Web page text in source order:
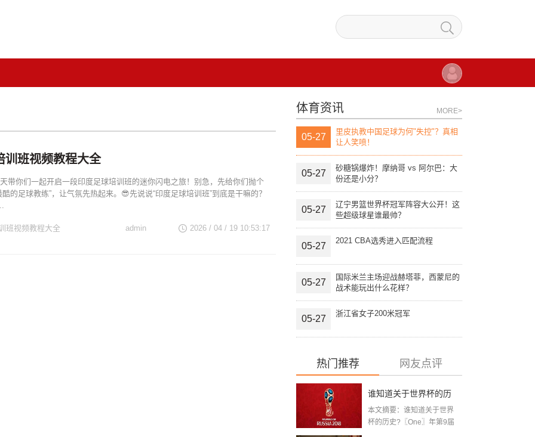
训班视频教程大全
带你们一起开启一段印度足球培训班的迷你闪电之旅！别急，先给你们抛个
的足球教练”，让气氛先热起来。😎先说说“印度足球培训班”到底是干嘛的？
班视频教程大全 2026 / 04 / 19 10:53:17
admin
体育资讯 MORE>
05-27
里皮执教中国足球为何"失控"？真相
让人笑喷！
05-27
砂糖锅爆炸！摩纳哥 vs 阿尔巴：大
份还是小分？
05-27
辽宁男篮世界杯冠军阵容大公开！这
些超级球星谁最帅？
05-27
2021 CBA选秀进入匹配流程
05-27
国际米兰主场迎战赫塔菲，西蒙尼的
战术能玩出什么花样？
05-27
浙江省女子200米冠军
热门推荐 网友点评
谁知道关于世界杯的历
史 「十二月四号世界杯
本文摘要：谁知道关于世界
杯的历史?〖One〗年第9届